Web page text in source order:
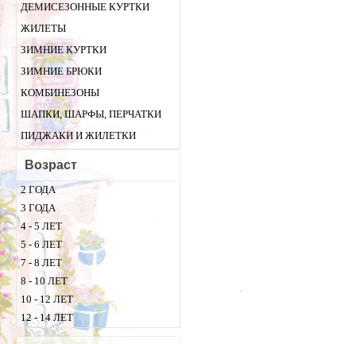
ДЕМИСЕЗОННЫЕ КУРТКИ
ЖИЛЕТЫ
ЗИМНИЕ КУРТКИ
ЗИМНИЕ БРЮКИ
КОМБИНЕЗОНЫ
ШАПКИ, ШАРФЫ, ПЕРЧАТКИ
ПИДЖАКИ И ЖИЛЕТКИ
Возраст
2 ГОДА
3 ГОДА
4 - 5 ЛЕТ
5 - 6 ЛЕТ
7 - 8 ЛЕТ
8 - 10 ЛЕТ
10 - 12 ЛЕТ
12 - 14 ЛЕТ